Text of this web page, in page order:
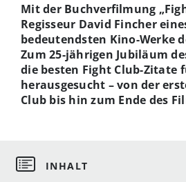
Mit der Buchverfilmung
Regisseur David Fincher
bedeutendsten Kino-Werke
Zum 25-jährigen Jubiläum
die besten Fight Club-Zitate
herausgesucht – von der
Club bis hin zum Ende des